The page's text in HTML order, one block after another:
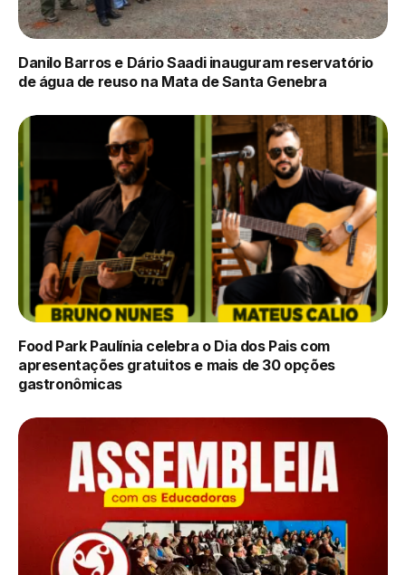
Danilo Barros e Dário Saadi inauguram reservatório
de água de reuso na Mata de Santa Genebra
Food Park Paulínia celebra o Dia dos Pais com
apresentações gratuitos e mais de 30 opções
gastronômicas